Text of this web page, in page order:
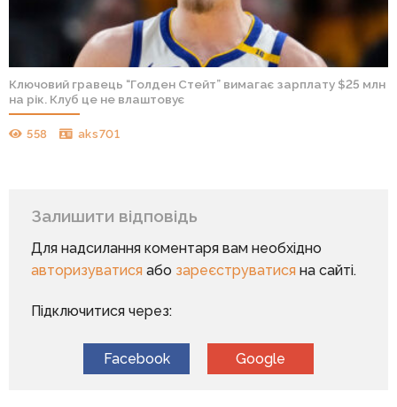
Ключовий гравець “Голден Стейт” вимагає зарплату $25 млн
на рік. Клуб це не влаштовує
558 aks701
Залишити відповідь
Для надсилання коментаря вам необхідно
авторизуватисяабо зареєструватисяна сайті.
Підключитися через:
Facebook Google